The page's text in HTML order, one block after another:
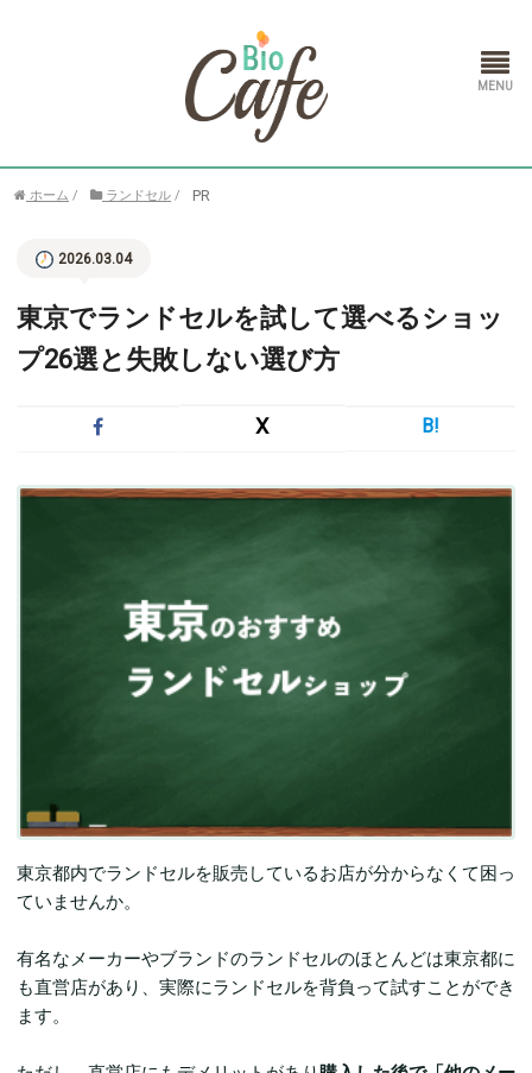
ホーム / ランドセル / PR
2026.03.04
東京でランドセルを試して選べるショッ
プ26選と失敗しない選び方
X B!
東京都内でランドセルを販売しているお店が分からなくて困っ
ていませんか。
有名なメーカーやブランドのランドセルのほとんどは東京都に
も直営店があり、実際にランドセルを背負って試すことができ
ます。